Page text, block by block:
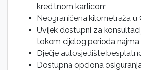
kreditnom karticom
Neograničena kilometraža u
Uvijek dostupni za
tokom cijelog perioda najma
Dječje autosjedište
Dostupna opciona